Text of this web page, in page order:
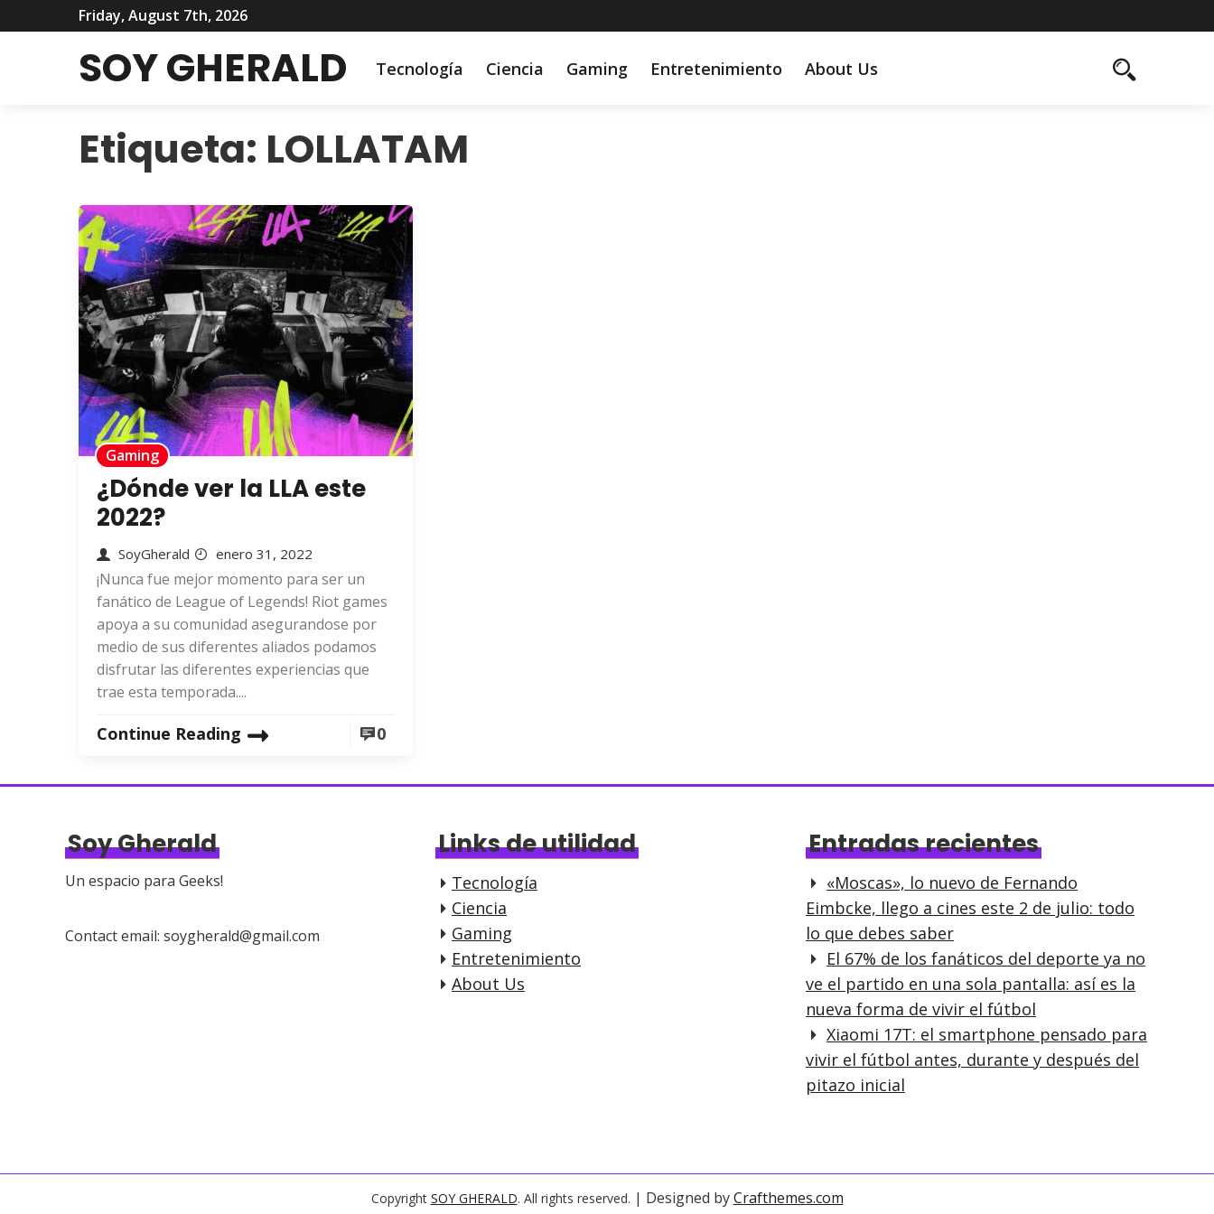
Friday, August 7th, 2026
SOY GHERALD Tecnología Ciencia Gaming Entretenimiento About Us
Etiqueta: LOLLATAM
Gaming
¿Dónde ver la LLA este
2022?
SoyGherald enero 31, 2022
¡Nunca fue mejor momento para ser un
fanático de League of Legends! Riot games
apoya a su comunidad asegurandose por
medio de sus diferentes aliados podamos
disfrutar las diferentes experiencias que
trae esta temporada....
Continue Reading 0
Soy Gherald
Un espacio para Geeks!
Contact email: soygherald@gmail.com
Links de utilidad
Tecnología
Ciencia
Gaming
Entretenimiento
About Us
Entradas recientes
«Moscas», lo nuevo de Fernando
Eimbcke, llego a cines este 2 de julio: todo
lo que debes saber
El 67% de los fanáticos del deporte ya no
ve el partido en una sola pantalla: así es la
nueva forma de vivir el fútbol
Xiaomi 17T: el smartphone pensado para
vivir el fútbol antes, durante y después del
pitazo inicial
Copyright SOY GHERALD. All rights reserved. | Designed byCrafthemes.com